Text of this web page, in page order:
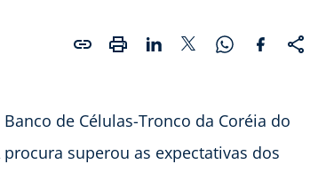
de Células-Tronco da Coréia do
superou as expectativas dos